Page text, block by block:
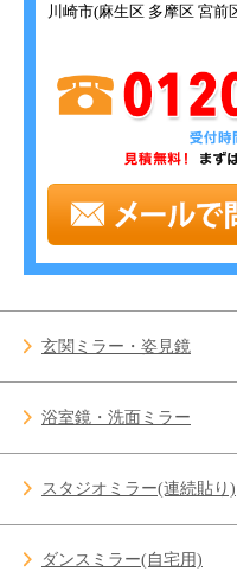
川崎市(麻生区 多摩区 宮前
玄関ミラー・姿見鏡
浴室鏡・洗面ミラー
スタジオミラー(連続貼り)
ダンスミラー(自宅用)